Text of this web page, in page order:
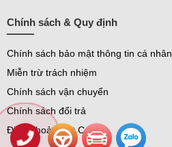
Chính sách & Quy định
Chính sách bảo mật thông tin cá nhân
Miễn trừ trách nhiệm
Chính sách vận chuyển
Chính sách đổi trả
Điều Khoản Đặt Cọc